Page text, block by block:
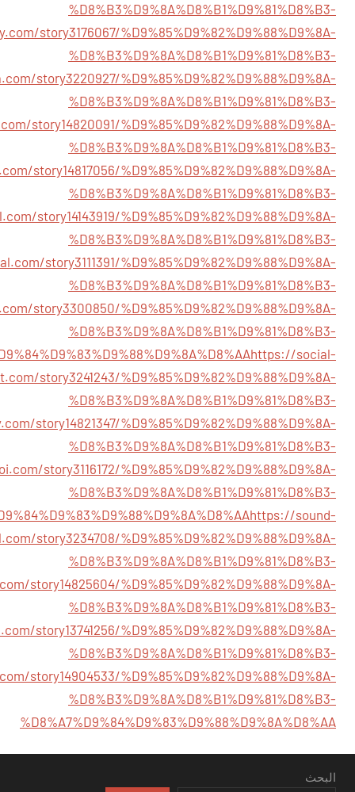
%D8%B3%D9%8A%D8%B1%D9%81%D8%B3-
story3176067/%D9%85%D9%82%D9%88%D9%8A-
%D8%B3%D9%8A%D8%B1%D9%81%D8%B3-
story3220927/%D9%85%D9%82%D9%88%D9%8A-
%D8%B3%D9%8A%D8%B1%D9%81%D8%B3-
story14820091/%D9%85%D9%82%D9%88%D9%8A-
%D8%B3%D9%8A%D8%B1%D9%81%D8%B3-
story14817056/%D9%85%D9%82%D9%88%D9%8A-
%D8%B3%D9%8A%D8%B1%D9%81%D8%B3-
story14143919/%D9%85%D9%82%D9%88%D9%8A-
%D8%B3%D9%8A%D8%B1%D9%81%D8%B3-
story3111391/%D9%85%D9%82%D9%88%D9%8A-
%D8%B3%D9%8A%D8%B1%D9%81%D8%B3-
story3300850/%D9%85%D9%82%D9%88%D9%8A-
%D8%B3%D9%8A%D8%B1%D9%81%D8%B3-
https://social-
story3241243/%D9%85%D9%82%D9%88%D9%8A-
%D8%B3%D9%8A%D8%B1%D9%81%D8%B3-
story14821347/%D9%85%D9%82%D9%88%D9%8A-
%D8%B3%D9%8A%D8%B1%D9%81%D8%B3-
story3116172/%D9%85%D9%82%D9%88%D9%8A-
%D8%B3%D9%8A%D8%B1%D9%81%D8%B3-
https://sound-
story3234708/%D9%85%D9%82%D9%88%D9%8A-
%D8%B3%D9%8A%D8%B1%D9%81%D8%B3-
story14825604/%D9%85%D9%82%D9%88%D9%8A-
%D8%B3%D9%8A%D8%B1%D9%81%D8%B3-
story13741256/%D9%85%D9%82%D9%88%D9%8A-
%D8%B3%D9%8A%D8%B1%D9%81%D8%B3-
story14904533/%D9%85%D9%82%D9%88%D9%8A-
%D8%B3%D9%8A%D8%B1%D9%81%D8%B3-
%D8%A7%D9%84%D9%83%D9%88%D9%8A%D8%AA
البحث